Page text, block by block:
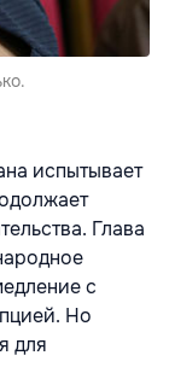
испытывает
Глава
с
Но
для